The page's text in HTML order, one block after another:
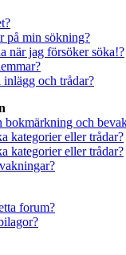
på min sökning?
när jag försöker söka!?
och trådar?
bokmärkning och
kategorier eller trådar?
kategorier eller trådar?
forum?